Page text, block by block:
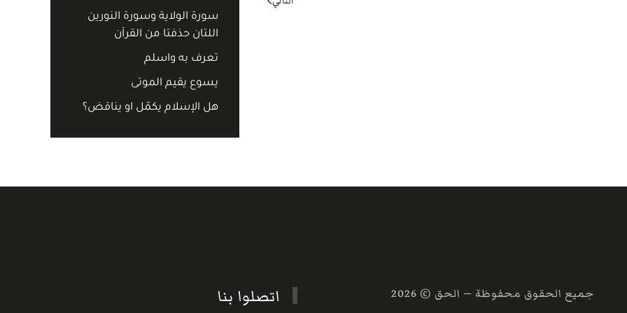
سورة الولاية وسورة النورين
اللتان حذفتا من القرآن
تعرف به واسلم
يسوع يقيم الموتى
هل الإسلام يكمّل او يناقض؟
جميع الحقوق محفوظة — الحق © 2026 اتصلوا بنا